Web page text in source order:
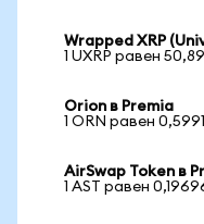
Wrapped XRP
1 UXRP равен
Orion в Premia
1 ORN равен
AirSwap Token в
1 AST равен